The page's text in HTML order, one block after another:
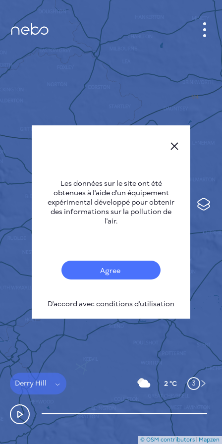
Derry Hill 2 °C 3
CABINET
CARTES DES VILLES
SENSOR NEBO
A PROPOS DE NOUS
Deutsch
Español
Français
COMMENT ÇA MARCHE
POLITIQUE DE CONFIDENTIALITÉ
CONDITIONS GÉNÉRALES D'UTILISATION
GUIDE D'INSTALLATION
API
© OSM contributors | Mapzen
Les données sur le site ont été
obtenues à l'aide d'un équipement
expérimental développé pour obtenir
des informations sur la pollution de
l'air.
Agree
D'accord avecconditions d'utilisation